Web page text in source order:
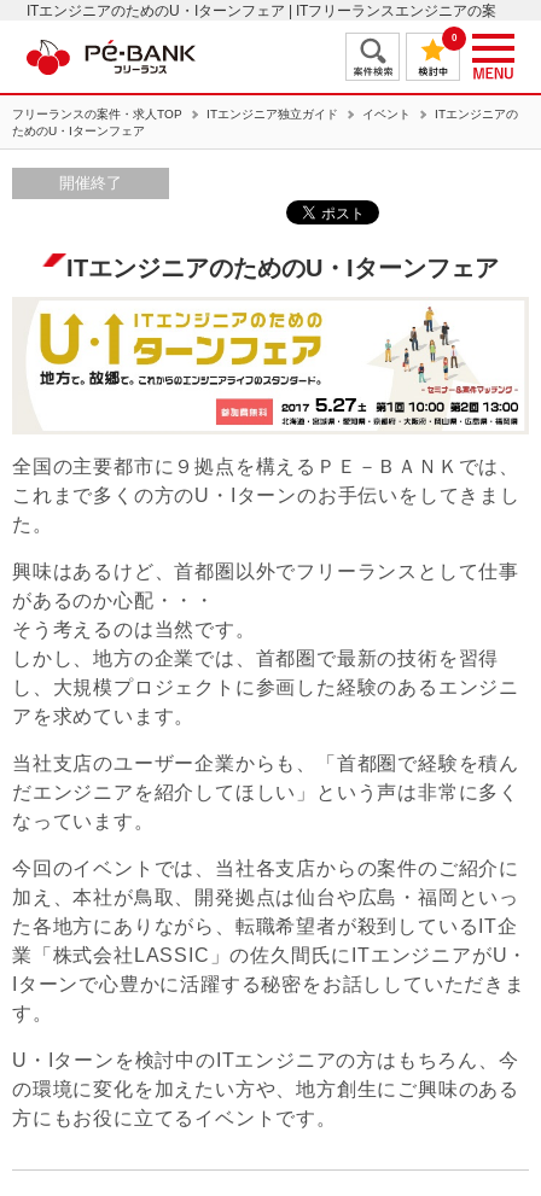
ITエンジニアのためのU・Iターンフェア | ITフリーランスエンジニアの案
0
フリーランスの案件・求人TOP ITエンジニア独立ガイド イベント
ITエンジニアの
ためのU・Iターンフェア
開催終了
ITエンジニアのためのU・Iターンフェア
全国の主要都市に９拠点を構えるＰＥ－ＢＡＮＫでは、
これまで多くの方のU・Iターンのお手伝いをしてきまし
た。
興味はあるけど、首都圏以外でフリーランスとして仕事
があるのか心配・・・
そう考えるのは当然です。
しかし、地方の企業では、首都圏で最新の技術を習得
し、大規模プロジェクトに参画した経験のあるエンジニ
アを求めています。
当社支店のユーザー企業からも、「首都圏で経験を積ん
だエンジニアを紹介してほしい」という声は非常に多く
なっています。
今回のイベントでは、当社各支店からの案件のご紹介に
加え、本社が鳥取、開発拠点は仙台や広島・福岡といっ
た各地方にありながら、転職希望者が殺到しているIT企
業「株式会社LASSIC」の佐久間氏にITエンジニアがU・
Iターンで心豊かに活躍する秘密をお話ししていただきま
す。
U・Iターンを検討中のITエンジニアの方はもちろん、今
の環境に変化を加えたい方や、地方創生にご興味のある
方にもお役に立てるイベントです。